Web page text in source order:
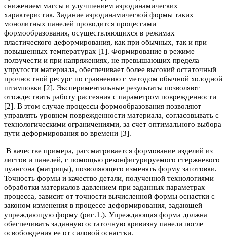
снижением массы и улучшением аэродинамических
характеристик. Задание аэродинамической формы таких
монолитных панелей проводится процессами
формообразования, осуществляющихся в режимах
пластического деформирования, как при обычных, так и при
повышенных температурах [1]. Формирование в режиме
ползучести и при напряжениях, не превышающих предела
упругости материала, обеспечивает более высокий остаточный
прочностной ресурс по сравнению с методом обычной холодной
штамповки [2]. Экспериментальные результаты позволяют
отождествить работу рассеяния с параметром поврежденности
[2]. В этом случае процессы формообразования позволяют
управлять уровнем поврежденности материала, согласовывать с
технологическими ограничениями, за счет оптимального выбора
пути деформирования во времени [3].
В качестве примера, рассматривается формование изделий из
листов и панелей, с помощью реконфигурируемого стержневого
пуансона (матрицы), позволяющего изменять форму заготовки.
Точность формы и качество детали, полученной технологиями
обработки материалов давлением при заданных параметрах
процесса, зависит от точности вычисленной формы оснастки с
законом изменения в процессе деформирования, задающей
упреждающую форму (рис.1.). Упреждающая форма должна
обеспечивать заданную остаточную кривизну панели после
освобождения ее от силовой оснастки.